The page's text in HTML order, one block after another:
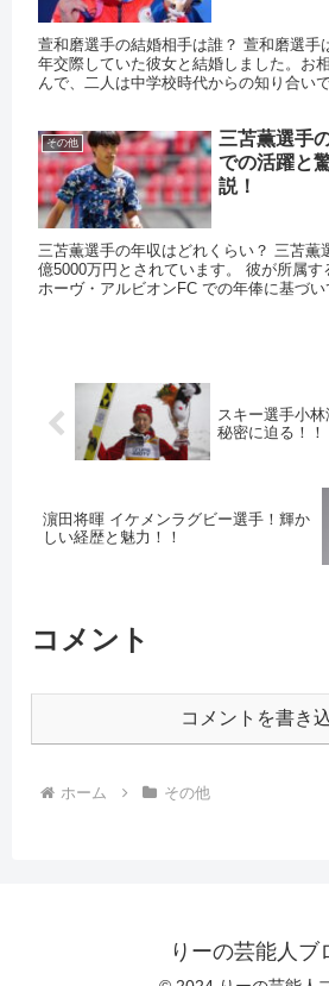
萱和磨選手の結婚相手は誰？ 萱和磨選手
年交際していた彼女と結婚しました。お
んで、二人は中学校時代からの知り合い
その他
三苫薫選手
での活躍と
説！
三苫薫選手の年収はどれくらい？ 三苫薫
億5000万円とされています。 彼が所属す
ホーヴ・アルビオンFC での年俸に基づい
スキー選手小
秘密に迫る！！
濵田将暉 イケメンラグビー選手！輝か
しい経歴と魅力！！
コメント
コメントを書き
ホーム その他
りーの芸能人ブ